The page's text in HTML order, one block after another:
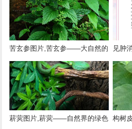
苦玄参图片,苦玄参——大自然的
神奇植物
见肿
神奇
菥蓂图片,菥蓂——自然界的绿色 构树